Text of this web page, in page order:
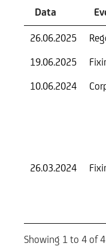
Data
26.06.2025
19.06.2025
10.06.2024
26.03.2024
Showing 1 to 4 of